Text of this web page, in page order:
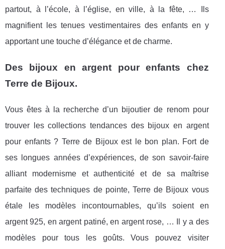
partout, à l’école, à l’église, en ville, à la fête, … Ils
magnifient les tenues vestimentaires des enfants en y
apportant une touche d’élégance et de charme.
Des bijoux en argent pour enfants chez
Terre de Bijoux.
Vous êtes à la recherche d’un bijoutier de renom pour
trouver les collections tendances des bijoux en argent
pour enfants ? Terre de Bijoux est le bon plan. Fort de
ses longues années d’expériences, de son savoir-faire
alliant modernisme et authenticité et de sa maîtrise
parfaite des techniques de pointe, Terre de Bijoux vous
étale les modèles incontournables, qu’ils soient en
argent 925, en argent patiné, en argent rose, … Il y a des
modèles pour tous les goûts. Vous pouvez visiter